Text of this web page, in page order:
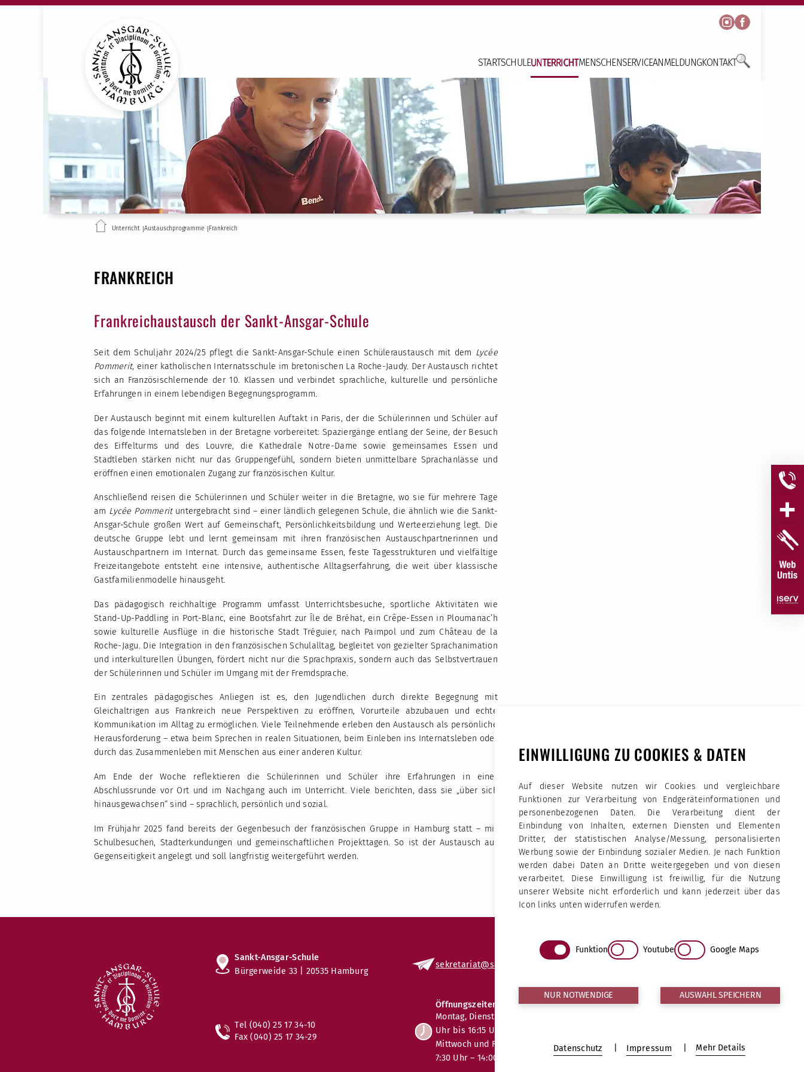
EINWILLIGUNG ZU COOKIES & DATEN
Auf dieser Website nutzen wir Cookies und vergleichbare
Funktionen zur Verarbeitung von Endgeräteinformationen und
personenbezogenen Daten. Die Verarbeitung dient der
Einbindung von Inhalten, externen Diensten und Elementen
Dritter, der statistischen Analyse/Messung, personalisierten
Werbung sowie der Einbindung sozialer Medien. Je nach Funktion
werden dabei Daten an Dritte weitergegeben und von diesen
verarbeitet. Diese Einwilligung ist freiwillig, für die Nutzung
unserer Website nicht erforderlich und kann jederzeit über das
Icon links unten widerrufen werden.
Funktion Youtube Google Maps
NUR NOTWENDIGE AUSWAHL SPEICHERN
Datenschutz Impressum Mehr Details
STARTSCHULEUNTERRICHTMENSCHENSERVICEANMELDUNGKONTAKT
Unterricht Austauschprogramme Frankreich
FRANKREICH
Frankreichaustausch der Sankt-Ansgar-Schule
Seit dem Schuljahr 2024/25 pflegt die Sankt-Ansgar-Schule einen Schüleraustausch mit dem Lycée
Pommerit, einer katholischen Internatsschule im bretonischen La Roche-Jaudy. Der Austausch richtet
sich an Französischlernende der 10. Klassen und verbindet sprachliche, kulturelle und persönliche
Erfahrungen in einem lebendigen Begegnungsprogramm.
Der Austausch beginnt mit einem kulturellen Auftakt in Paris, der die Schülerinnen und Schüler auf
das folgende Internatsleben in der Bretagne vorbereitet: Spaziergänge entlang der Seine, der Besuch
des Eiffelturms und des Louvre, die Kathedrale Notre-Dame sowie gemeinsames Essen und
Stadtleben stärken nicht nur das Gruppengefühl, sondern bieten unmittelbare Sprachanlässe und
eröffnen einen emotionalen Zugang zur französischen Kultur.
Anschließend reisen die Schülerinnen und Schüler weiter in die Bretagne, wo sie für mehrere Tage
am Lycée Pommerituntergebracht sind – einer ländlich gelegenen Schule, die ähnlich wie die Sankt-
Ansgar-Schule großen Wert auf Gemeinschaft, Persönlichkeitsbildung und Werteerziehung legt. Die
deutsche Gruppe lebt und lernt gemeinsam mit ihren französischen Austauschpartnerinnen und
Austauschpartnern im Internat. Durch das gemeinsame Essen, feste Tagesstrukturen und vielfältige
Freizeitangebote entsteht eine intensive, authentische Alltagserfahrung, die weit über klassische
Gastfamilienmodelle hinausgeht.
Das pädagogisch reichhaltige Programm umfasst Unterrichtsbesuche, sportliche Aktivitäten wie
Stand-Up-Paddling in Port-Blanc, eine Bootsfahrt zur Île de Bréhat, ein Crêpe-Essen in Ploumanac’h
sowie kulturelle Ausflüge in die historische Stadt Tréguier, nach Paimpol und zum Château de la
Roche-Jagu. Die Integration in den französischen Schulalltag, begleitet von gezielter Sprachanimation
und interkulturellen Übungen, fördert nicht nur die Sprachpraxis, sondern auch das Selbstvertrauen
der Schülerinnen und Schüler im Umgang mit der Fremdsprache.
Ein zentrales pädagogisches Anliegen ist es, den Jugendlichen durch direkte Begegnung mit
Gleichaltrigen aus Frankreich neue Perspektiven zu eröffnen, Vorurteile abzubauen und echte
Kommunikation im Alltag zu ermöglichen. Viele Teilnehmende erleben den Austausch als persönliche
Herausforderung – etwa beim Sprechen in realen Situationen, beim Einleben ins Internatsleben oder
durch das Zusammenleben mit Menschen aus einer anderen Kultur.
Am Ende der Woche reflektieren die Schülerinnen und Schüler ihre Erfahrungen in einer
Abschlussrunde vor Ort und im Nachgang auch im Unterricht. Viele berichten, dass sie „über sich
hinausgewachsen“ sind – sprachlich, persönlich und sozial.
Im Frühjahr 2025 fand bereits der Gegenbesuch der französischen Gruppe in Hamburg statt – mit
Schulbesuchen, Stadterkundungen und gemeinschaftlichen Projekttagen. So ist der Austausch auf
Gegenseitigkeit angelegt und soll langfristig weitergeführt werden.
Sankt-Ansgar-Schule
Bürgerweide 33 | 20535 Hamburg
Tel (040) 25 17 34-10
Fax (040) 25 17 34-29
sekretariat@sas.kseh
Öffnungszeiten
Montag, Dienstag und Donnerstag: 7:30
Uhr bis 16:15 Uhr
Mittwoch und Freitag:
7:30 Uhr – 14:00 Uhr
Bildnachweise